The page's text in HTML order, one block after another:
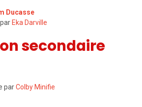
Ducasse
Eka Darville
secondaire
parColby Minifie